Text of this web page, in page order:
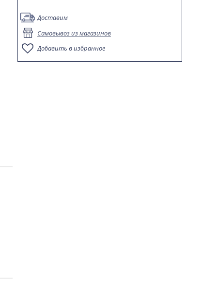
Доставим
Самовывоз из магазинов
Добавить в избранное